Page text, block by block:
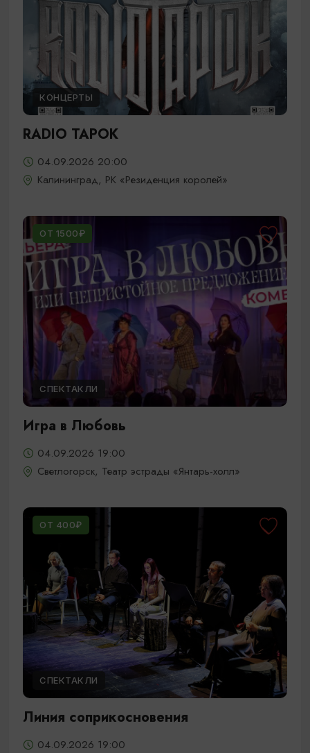
КОНЦЕРТЫ
RADIO TAPOK
04.09.2026 20:00
Калининград, РК «Резиденция королей»
ОТ 1500₽
СПЕКТАКЛИ
Игра в Любовь
04.09.2026 19:00
Светлогорск, Театр эстрады «Янтарь-холл»
ОТ 400₽
СПЕКТАКЛИ
Линия соприкосновения
04.09.2026 19:00